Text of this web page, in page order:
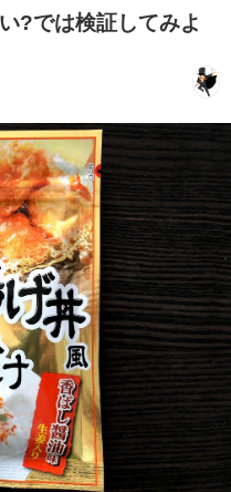
?では検証してみよ